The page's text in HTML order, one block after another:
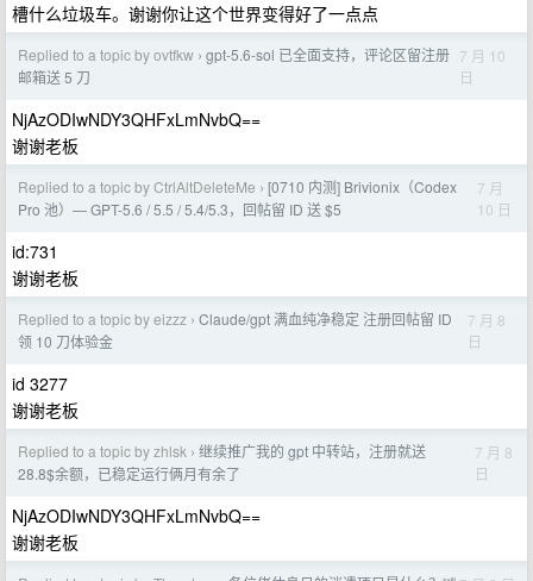
槽什么垃圾车。谢谢你让这个世界变得好了一点点
Replied to a topic by ovtfkw › gpt-5.6-sol 已全面支持，评论区留注册
邮箱送 5 刀
7 月 10
日
NjAzODIwNDY3QHFxLmNvbQ==
谢谢老板
Replied to a topic by CtrlAltDeleteMe › [0710 内测] Brivionix（Codex
Pro 池）— GPT-5.6 / 5.5 / 5.4/5.3，回帖留 ID 送 $5
7 月
10 日
id:731
谢谢老板
Replied to a topic by eizzz › Claude/gpt 满血纯净稳定 注册回帖留 ID
领 10 刀体验金
7 月 8
日
id 3277
谢谢老板
Replied to a topic by zhlsk › 继续推广我的 gpt 中转站，注册就送
28.8$余额，已稳定运行俩月有余了
7 月 8
日
NjAzODIwNDY3QHFxLmNvbQ==
谢谢老板